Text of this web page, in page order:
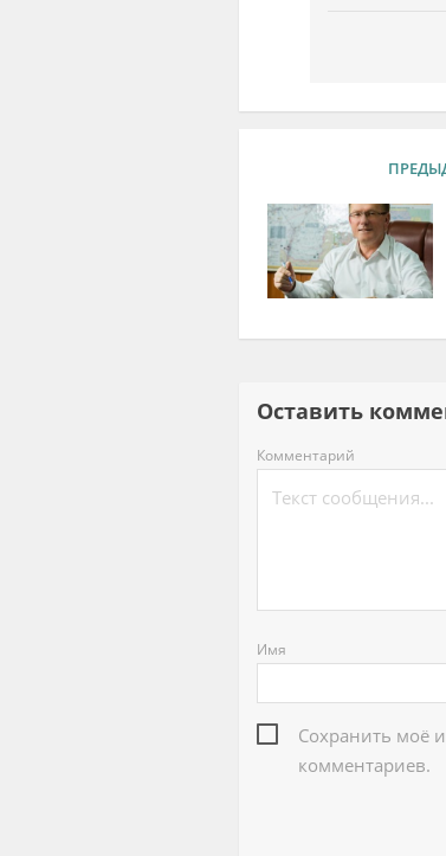
Оставить
Комментарий
Имя
Сохранить моё
комментариев.